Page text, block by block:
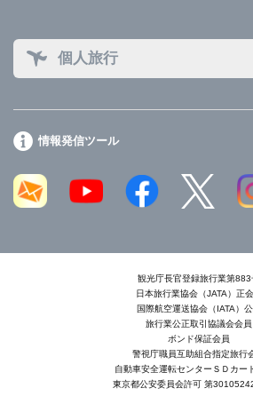
個人旅行
情報発信ツール
観光庁長官登録旅行業第883
日本旅行業協会（JATA）正
国際航空運送協会（IATA）
旅行業公正取引協議会会員
ボンド保証会員
警視庁職員互助組合指定旅行
自動車安全運転センターＳＤカー
東京都公安委員会許可 第